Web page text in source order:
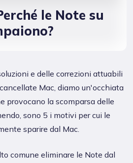
le Note su
e delle correzioni attuabili
Mac, diamo un'occhiata
provocano la scomparsa delle
sono 5 i motivi per cui le
sparire dal Mac.
comune eliminare le Note dal